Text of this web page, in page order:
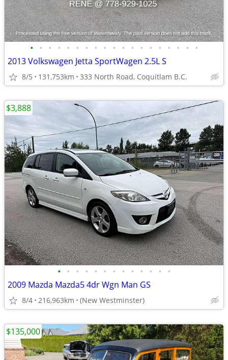
• • • • • • • • • • • • • • • • • • •
2013 Volkswagen Jetta SportWagen 2.5L S
8/5 131,753km 333 North Road, Coquitlam B.C.
• • • • • • • • • • • • •
2009 Mazda Mazda5 4dr Wgn Man GS
8/4 216,963km (New Westminster)
$3,888
$135,000